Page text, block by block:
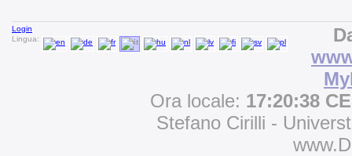
Login
Lingua:
Ora locale: 17:20:38
Stefano Cirilli -